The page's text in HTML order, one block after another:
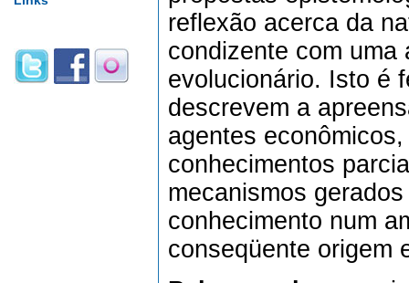
reflexão acerca da
condizente com uma
evolucionário. Isto é
descrevem a
agentes
conhecimentos
mecanismos
conhecimento num
conseqüente origem